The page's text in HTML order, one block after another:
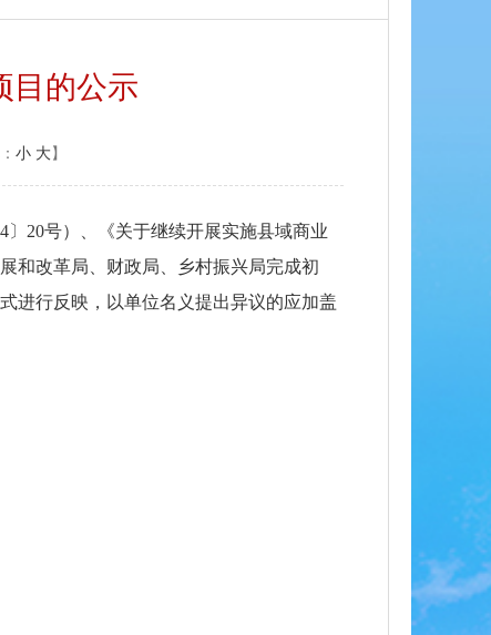
目的公示
小 大】
20号）、《关于继续开展实施县域商业
和改革局、财政局、乡村振兴局完成初
进行反映，以单位名义提出异议的应加盖